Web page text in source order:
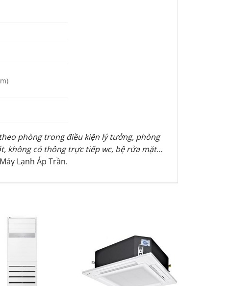
phòng trong điều kiện lý tưởng, phòng
không có thông trực tiếp wc, bệ rửa mặt…
Máy Lạnh Áp Trần.